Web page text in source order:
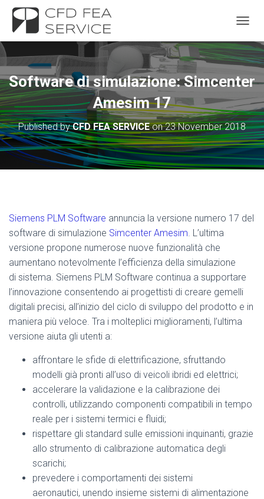
Software di simulazione: Simcenter
Amesim 17
Published byCFD FEA SERVICEon23 November 2018
Siemens PLM Software annuncia la versione numero 17 del
software di simulazione Simcenter Amesim. L’ultima
versione propone numerose nuove funzionalità che
aumentano notevolmente l’efficienza della simulazione
di sistema. Siemens PLM Software continua a supportare
l’innovazione consentendo ai progettisti di creare gemelli
digitali precisi, all’inizio del ciclo di sviluppo del prodotto e in
maniera più veloce. Tra i molteplici miglioramenti, l’ultima
versione aiuta gli utenti a:
affrontare le sfide di elettrificazione, sfruttando
modelli già pronti all’uso di veicoli ibridi ed elettrici;
accelerare la validazione e la calibrazione dei
controlli, utilizzando componenti compatibili in tempo
reale per i sistemi termici e fluidi;
rispettare gli standard sulle emissioni inquinanti, grazie
allo strumento di calibrazione automatica degli
scarichi;
prevedere i comportamenti dei sistemi
aeronautici, unendo insieme sistemi di alimentazione